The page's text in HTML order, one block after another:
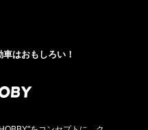
はおもしろい！